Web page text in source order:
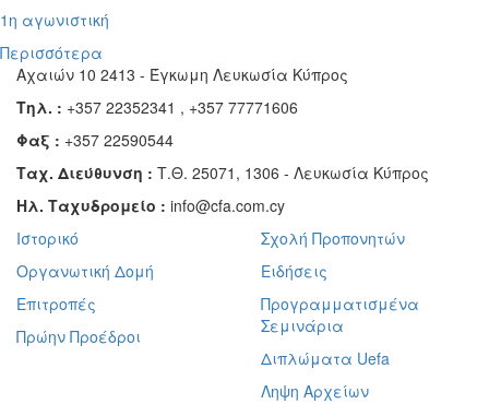
1η αγωνιστική
Περισσότερα
Αχαιών 10 2413 - Έγκωμη Λευκωσία Κύπρος
Τηλ. : +357 22352341 , +357 77771606
Φαξ : +357 22590544
Ταχ. Διεύθυνση : Τ.Θ. 25071, 1306 - Λευκωσία Κύπρος
Ηλ. Ταχυδρομείο : info@cfa.com.cy
Ιστορικό
Οργανωτική Δομή
Επιτροπές
Πρώην Προέδροι
Σχολή Προπονητών
Ειδήσεις
Προγραμματισμένα
Σεμινάρια
Διπλώματα Uefa
Ληψη Αρχείων